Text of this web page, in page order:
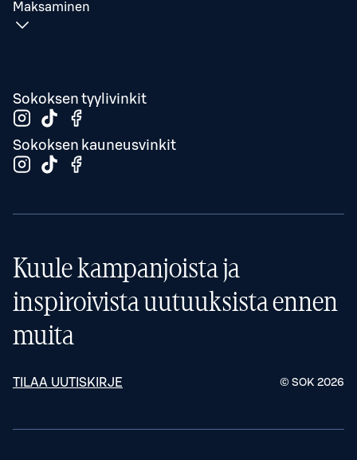
Maksaminen
Sokoksen tyylivinkit
Sokoksen kauneusvinkit
Kuule kampanjoista ja
inspiroivista uutuuksista ennen
muita
TILAA UUTISKIRJE © SOK 2026